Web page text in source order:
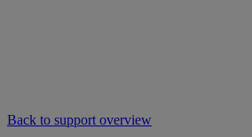
Back to support overview